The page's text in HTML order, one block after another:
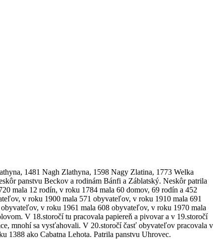
1481 Nagh Zlathyna, 1598 Nagy Zlatina, 1773 Welka
panstvu Beckov a rodinám Bánfi a Záblatský. Neskôr patrila
mala 12 rodín, v roku 1784 mala 60 domov, 69 rodín a 452
v roku 1900 mala 571 obyvateľov, v roku 1910 mala 691
v roku 1961 mala 608 obyvateľov, v roku 1970 mala
V 18.storočí tu pracovala papiereň a pivovar a v 19.storočí
mnohí sa vysťahovali. V 20.storočí časť obyvateľov pracovala v
1388 ako Cabatna Lehota. Patrila panstvu Uhrovec.